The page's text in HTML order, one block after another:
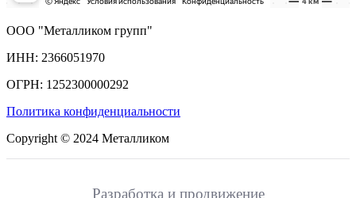
ООО "Металликом групп"
ИНН: 2366051970
ОГРН: 1252300000292
Политика конфиденциальности
Copyright © 2024 Металликом
Разработка и продвижение